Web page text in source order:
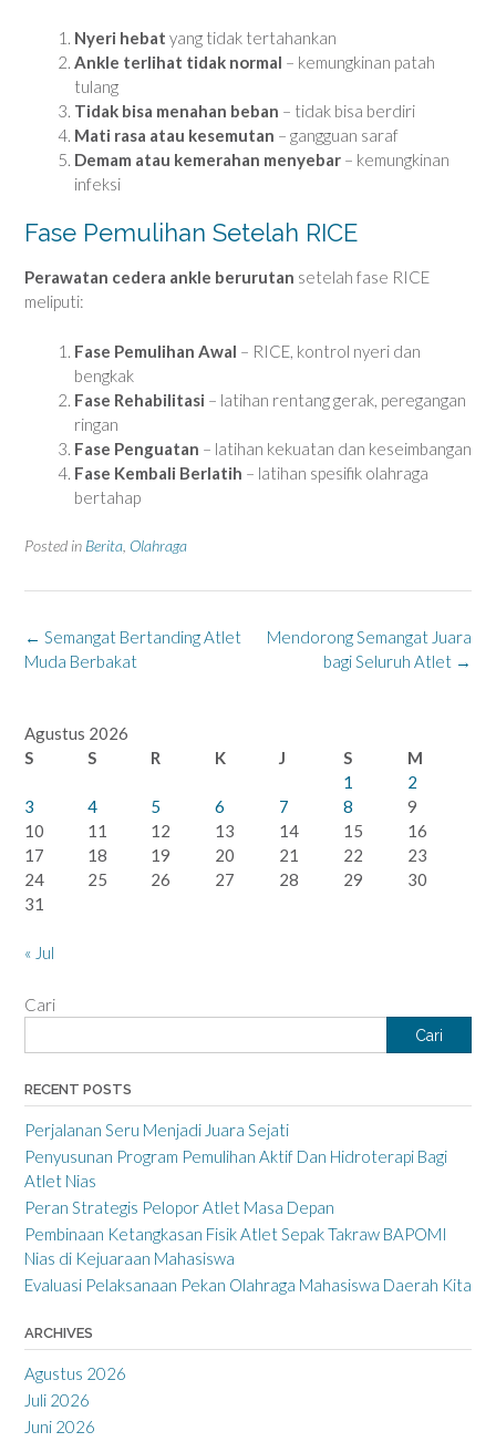
Nyeri hebat yang tidak tertahankan
Ankle terlihat tidak normal – kemungkinan patah
tulang
Tidak bisa menahan beban – tidak bisa berdiri
Mati rasa atau kesemutan – gangguan saraf
Demam atau kemerahan menyebar – kemungkinan
infeksi
Fase Pemulihan Setelah RICE
Perawatan cedera ankle berurutan setelah fase RICE
meliputi:
Fase Pemulihan Awal – RICE, kontrol nyeri dan
bengkak
Fase Rehabilitasi – latihan rentang gerak, peregangan
ringan
Fase Penguatan – latihan kekuatan dan keseimbangan
Fase Kembali Berlatih – latihan spesifik olahraga
bertahap
Posted in Berita Olahraga
Post
navigation
Mendorong Semangat Juara
bagi Seluruh Atlet →
← Semangat Bertanding Atlet
Muda Berbakat
Agustus 2026
S
S R K J S
M
1
2
3
4 5 6 7 8
9
10
11 12 13 14 15
16
17
18 19 20 21 22
23
24
25 26 27 28 29
30
31
« Jul
Cari
Cari
RECENT POSTS
Perjalanan Seru Menjadi Juara Sejati
Penyusunan Program Pemulihan Aktif Dan Hidroterapi Bagi
Atlet Nias
Peran Strategis Pelopor Atlet Masa Depan
Pembinaan Ketangkasan Fisik Atlet Sepak Takraw BAPOMI
Nias di Kejuaraan Mahasiswa
Evaluasi Pelaksanaan Pekan Olahraga Mahasiswa Daerah Kita
ARCHIVES
Agustus 2026
Juli 2026
Juni 2026